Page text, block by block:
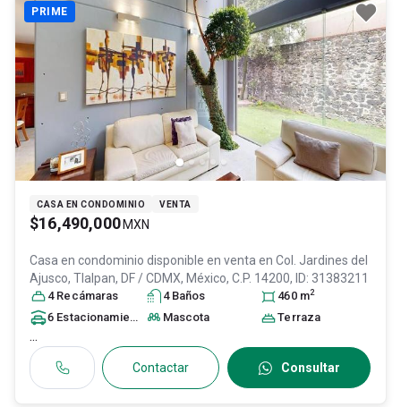
PRIME
CASA EN CONDOMINIO VENTA
$16,490,000 MXN
Casa en condominio disponible en venta en Col. Jardines del
Ajusco, Tlalpan, DF / CDMX, México, C.P. 14200, ID: 31383211
4 Recámaras 4 Baños 460 m2
6 Estacionamiento s Mascota Terraza
...
Contactar Consultar